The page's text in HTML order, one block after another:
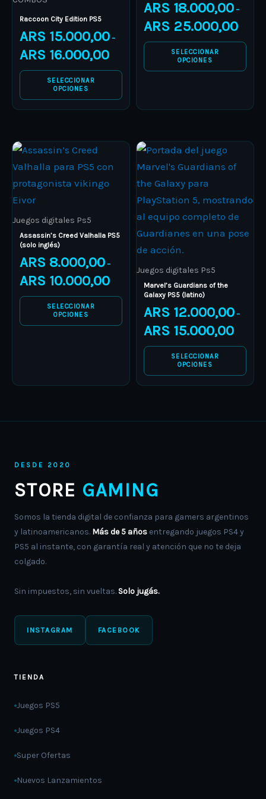
Raccoon City Edition PS5
ARS 15.000,00 –
ARS 16.000,00
SELECCIONAR
OPCIONES
may
be
chosen
on
the
page
ARS 18.000,00 –
ARS 25.000,00
SELECCIONAR
OPCIONES
The
options
may
the
page
Juegos digitales Ps5
Assassin’s Creed Valhalla PS5
(solo inglés)
ARS 8.000,00 –
ARS 10.000,00
ARS 8.000,00
ARS 10.000,00
SELECCIONAR
OPCIONES
This
product
has
multiple
variants.
The
options
may
be
chosen
Juegos digitales Ps5
Marvel’s Guardians of the
Galaxy PS5 (latino)
ARS 12.000,00 –
ARS 15.000,00
ARS
SELECCIONAR
OPCIONES
This
product
has
multiple
variants.
The
options
may
be
chosen
on
the
product
DESDE 2020
STORE GAMING
Somos la tienda digital de confianza para gamers argentinos
y latinoamericanos. Más de 5 años entregando juegos PS4 y
PS5 al instante, con garantía real y atención que no te deja
colgado.
Sin impuestos, sin vueltas. Solo jugás.
INSTAGRAM FACEBOOK
TIENDA
Juegos PS5
Juegos PS4
Super Ofertas
Nuevos Lanzamientos